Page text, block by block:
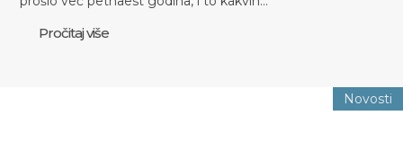
Pročitaj više
Novosti